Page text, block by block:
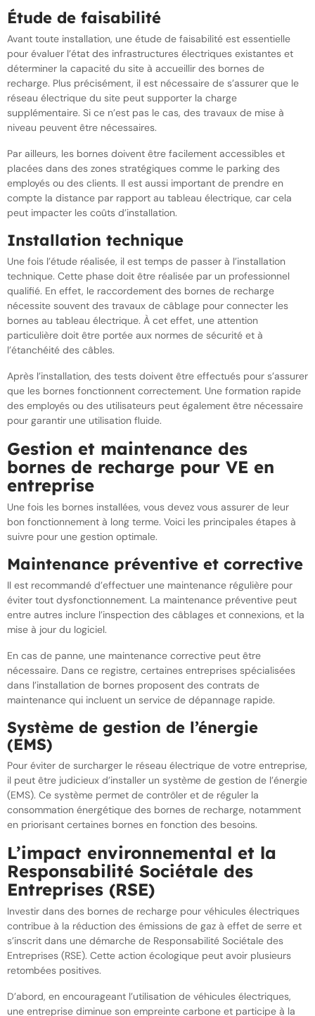
Étude de faisabilité
Avant toute installation, une étude de faisabilité est essentielle
pour évaluer l’état des infrastructures électriques existantes et
déterminer la capacité du site à accueillir des bornes de
recharge. Plus précisément, il est nécessaire de s’assurer que le
réseau électrique du site peut supporter la charge
supplémentaire. Si ce n’est pas le cas, des travaux de mise à
niveau peuvent être nécessaires.
Par ailleurs, les bornes doivent être facilement accessibles et
placées dans des zones stratégiques comme le parking des
employés ou des clients. Il est aussi important de prendre en
compte la distance par rapport au tableau électrique, car cela
peut impacter les coûts d’installation.
Installation technique
Une fois l’étude réalisée, il est temps de passer à l’installation
technique. Cette phase doit être réalisée par un professionnel
qualifié. En effet, le raccordement des bornes de recharge
nécessite souvent des travaux de câblage pour connecter les
bornes au tableau électrique. À cet effet, une attention
particulière doit être portée aux normes de sécurité et à
l’étanchéité des câbles.
Après l’installation, des tests doivent être effectués pour s’assurer
que les bornes fonctionnent correctement. Une formation rapide
des employés ou des utilisateurs peut également être nécessaire
pour garantir une utilisation fluide.
Gestion et maintenance des
bornes de recharge pour VE en
entreprise
Une fois les bornes installées, vous devez vous assurer de leur
bon fonctionnement à long terme. Voici les principales étapes à
suivre pour une gestion optimale.
Maintenance préventive et corrective
Il est recommandé d’effectuer une maintenance régulière pour
éviter tout dysfonctionnement. La maintenance préventive peut
entre autres inclure l’inspection des câblages et connexions, et la
mise à jour du logiciel.
En cas de panne, une maintenance corrective peut être
nécessaire. Dans ce registre, certaines entreprises spécialisées
dans l’installation de bornes proposent des contrats de
maintenance qui incluent un service de dépannage rapide.
Système de gestion de l’énergie
(EMS)
Pour éviter de surcharger le réseau électrique de votre entreprise,
il peut être judicieux d’installer un système de gestion de l’énergie
(EMS). Ce système permet de contrôler et de réguler la
consommation énergétique des bornes de recharge, notamment
en priorisant certaines bornes en fonction des besoins.
L’impact environnemental et la
Responsabilité Sociétale des
Entreprises (RSE)
Investir dans des bornes de recharge pour véhicules électriques
contribue à la réduction des émissions de gaz à effet de serre et
s’inscrit dans une démarche de Responsabilité Sociétale des
Entreprises (RSE). Cette action écologique peut avoir plusieurs
retombées positives.
D’abord, en encourageant l’utilisation de véhicules électriques,
une entreprise diminue son empreinte carbone et participe à la